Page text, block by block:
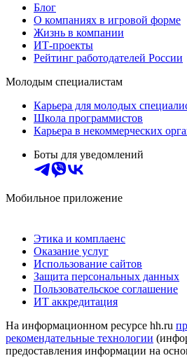
Блог
О компаниях в игровой форме
Жизнь в компании
ИТ-проекты
Рейтинг работодателей России
Молодым специалистам
Карьера для молодых
Школа программистов
Карьера в некоммерческих
Боты для уведомлений
Мобильное приложение
Этика и комплаенс
Оказание услуг
Использование сайтов
Защита персональных данных
Пользовательское соглашение
ИТ аккредитация
На информационном ресурсе hh.ru
рекомендательные технологии
предоставления информации на